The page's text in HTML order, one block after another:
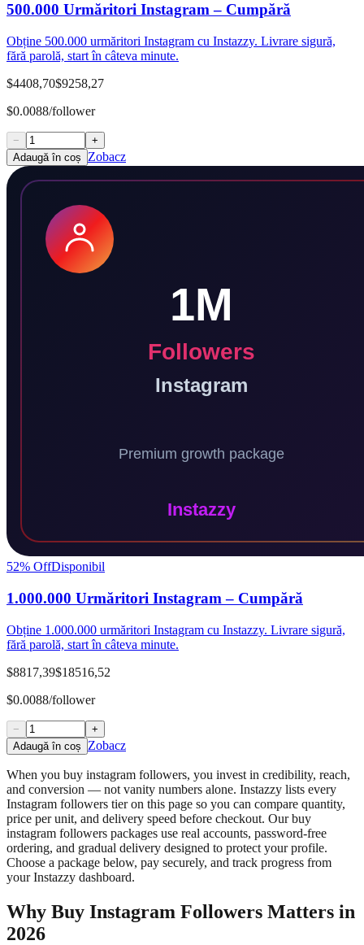
500.000 Urmăritori Instagram – Cumpără
Obține 500.000 urmăritori Instagram cu Instazzy. Livrare sigură,
fără parolă, start în câteva minute.
$4408,70$9258,27
$0.0088/follower
−
+
Adaugă în coș
Zobacz
52% OffDisponibil
1.000.000 Urmăritori Instagram – Cumpără
Obține 1.000.000 urmăritori Instagram cu Instazzy. Livrare sigură,
fără parolă, start în câteva minute.
$8817,39$18516,52
$0.0088/follower
−
+
Adaugă în coș
Zobacz
When you buy instagram followers, you invest in credibility, reach,
and conversion — not vanity numbers alone. Instazzy lists every
Instagram followers tier on this page so you can compare quantity,
price per unit, and delivery speed before checkout. Our buy
instagram followers packages use real accounts, password-free
ordering, and gradual delivery designed to protect your profile.
Choose a package below, pay securely, and track progress from
your Instazzy dashboard.
Why Buy Instagram Followers Matters in
2026